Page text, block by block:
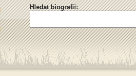
Hledat biografii: